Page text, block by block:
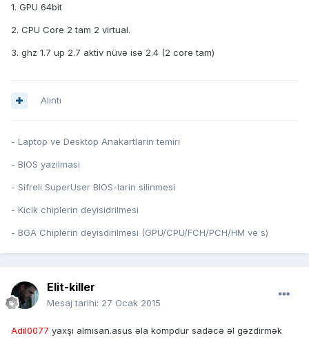
1. GPU 64bit
2. CPU Core 2 tam 2 virtual.
3. ghz 1.7 up 2.7 aktiv nüvə isə 2.4 (2 core tam)
Alıntı
- Laptop ve Desktop Anakartlarin temiri
- BIOS yazilmasi
- Sifreli SuperUser BIOS-larin silinmesi
- Kicik chiplerin deyisidrilmesi
- BGA Chiplerin deyisdirilmesi (GPU/CPU/FCH/PCH/HM ve s)
Elit-killer
Mesaj tarihi: 27 Ocak 2015
Adil0077 yaxşı almısan.asus əla kompdur sadəcə əl gəzdirmək